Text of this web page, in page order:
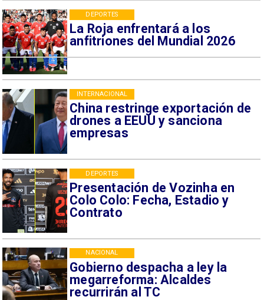
La Roja enfrentará a los
anfitriones del Mundial 2026
DEPORTES
China restringe exportación de
drones a EEUU y sanciona
empresas
INTERNACIONAL
Presentación de Vozinha en
Colo Colo: Fecha, Estadio y
Contrato
DEPORTES
Gobierno despacha a ley la
megarreforma: Alcaldes
recurrirán al TC
NACIONAL